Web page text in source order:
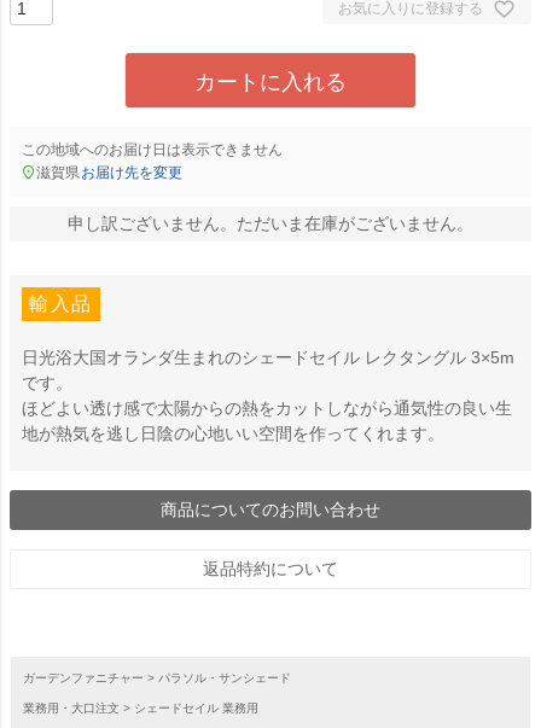
お気に入りに登録する
カートに入れる
この地域へのお届け日は表示できません
滋賀県お届け先を変更
申し訳ございません。ただいま在庫がございません。
輸入品
日光浴大国オランダ生まれのシェードセイル レクタングル 3×5m
です。
ほどよい透け感で太陽からの熱をカットしながら通気性の良い生
地が熱気を逃し日陰の心地いい空間を作ってくれます。
商品についてのお問い合わせ
返品特約について
ガーデンファニチャー パラソル・サンシェード
業務用・大口注文 シェードセイル 業務用